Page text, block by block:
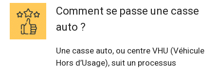
Comment se passe une casse
auto ?
Une casse auto, ou centre VHU (Véhicule
Hors d’Usage), suit un processus